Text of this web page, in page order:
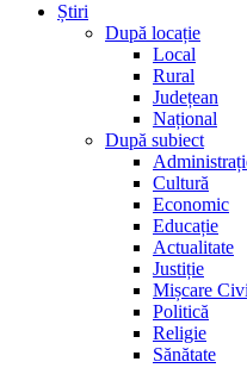
Știri
După locație
Local
Rural
Județean
Național
După subiect
Cultură
Economic
Educație
Actualitate
Justiție
Mișcare
Politică
Religie
Sănătate